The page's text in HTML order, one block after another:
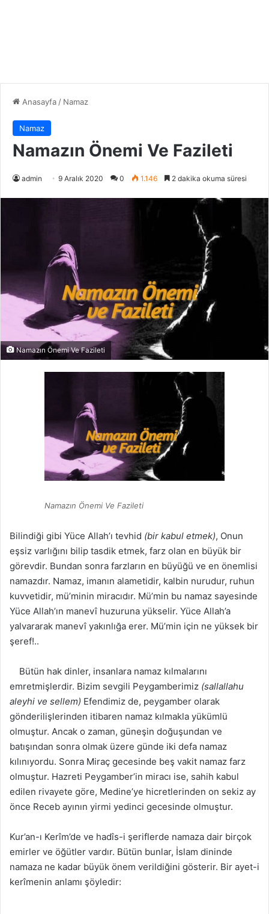
Anasayfa/ Namaz
Namaz
Namazın Önemi Ve Fazileti
admin 9 Aralık 2020 0 1.146 2 dakika okuma süresi
Namazın Önemi Ve Fazileti
Namazın Önemi Ve Fazileti
Bilindiği gibi Yüce Allah’ı tevhid (bir kabul etmek), Onun
eşsiz varlığını bilip tasdik etmek, farz olan en büyük bir
görevdir. Bundan sonra farzların en büyüğü ve en önemlisi
namazdır. Namaz, imanın alametidir, kalbin nurudur, ruhun
kuvvetidir, mü’minin miracıdır. Mü’min bu namaz sayesinde
Yüce Allah’ın manevî huzuruna yükselir. Yüce Allah’a
yalvararak manevî yakınlığa erer. Mü’min için ne yüksek bir
şeref!..
Bütün hak dinler, insanlara namaz kılmalarını
emretmişlerdir. Bizim sevgili Peygamberimiz (sallallahu
aleyhi ve sellem) Efendimiz de, peygamber olarak
gönderilişlerinden itibaren namaz kılmakla yükümlü
olmuştur. Ancak o zaman, güneşin doğuşundan ve
batışından sonra olmak üzere günde iki defa namaz
kılınıyordu. Sonra Miraç gecesinde beş vakit namaz farz
olmuştur. Hazreti Peygamber’in miracı ise, sahih kabul
edilen rivayete göre, Medine’ye hicretlerinden on sekiz ay
önce Receb ayının yirmi yedinci gecesinde olmuştur.
Kur’an-ı Kerîm’de ve hadîs-i şeriflerde namaza dair birçok
emirler ve öğütler vardır. Bütün bunlar, İslam dininde
namaza ne kadar büyük önem verildiğini gösterir. Bir ayet-i
kerîmenin anlamı şöyledir: